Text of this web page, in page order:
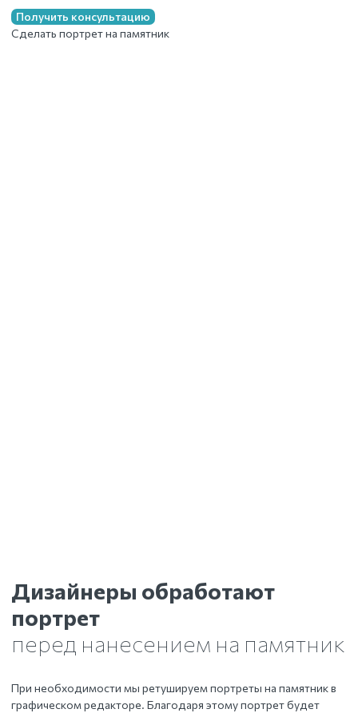
Получить консультацию
Сделать портрет на памятник
Дизайнеры обработают
портрет
перед нанесением на памятник
При необходимости мы ретушируем портреты на памятник в
графическом редакторе. Благодаря этому портрет будет